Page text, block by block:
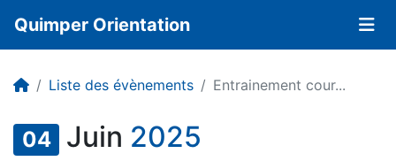
Quimper Orientation
Liste des évènements Entrainement cour...
04 Juin 2025